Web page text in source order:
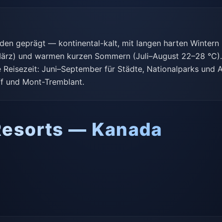
geprägt — kontinental-kalt, mit langen harten Wintern
und warmen kurzen Sommern (Juli–August 22–28
Juni–September für Städte, Nationalparks und
und Mont-Tremblant.
— Kanada